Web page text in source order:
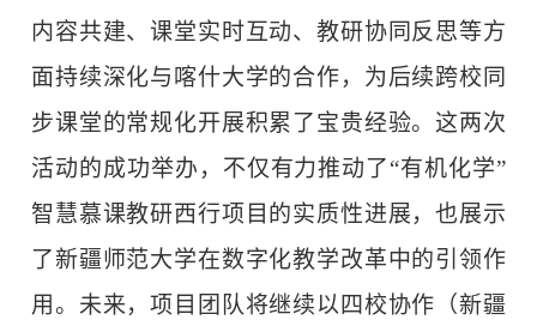
内容共建、课堂实时互动、教研协同反思等方
面持续深化与喀什大学的合作，为后续跨校同
步课堂的常规化开展积累了宝贵经验。这两次
活动的成功举办，不仅有力推动了“有机化学”
智慧慕课教研西行项目的实质性进展，也展示
了新疆师范大学在数字化教学改革中的引领作
用。未来，项目团队将继续以四校协作（新疆